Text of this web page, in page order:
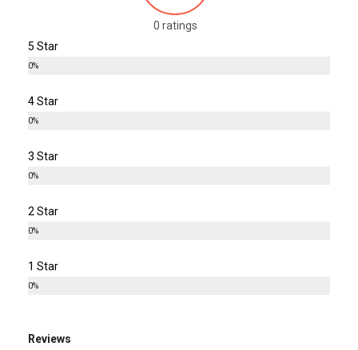
0 ratings
5 Star
0%
4 Star
0%
3 Star
0%
2 Star
0%
1 Star
0%
Reviews